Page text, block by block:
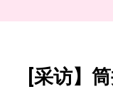
[采访】筒